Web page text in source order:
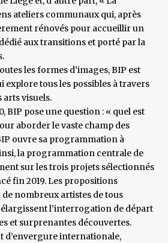
ateliers communaux qui, après
rénovés pour accueillir un
aux transitions et porté par la
les formes d’images, BIP est
tous les possibles à travers
arts visuels.
BIP pose une question : « quel est
aborder le vaste champ des
ouvre sa programmation à
la programmation centrale de
sur les trois projets sélectionnés
fin 2019. Les propositions
nombreux artistes de tous
l’interrogation de départ
et surprenantes découvertes.
d’envergure internationale,